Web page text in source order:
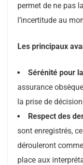
permet de ne pas
l’incertitude au
Les principaux
Sérénité pour
assurance
la prise de
Respect des
sont enregistrés,
dérouleront
place aux